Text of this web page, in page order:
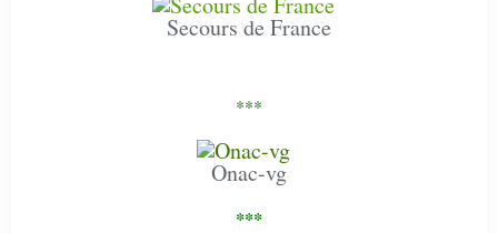
Secours de France
***
Onac-vg
***